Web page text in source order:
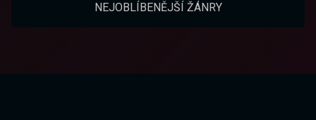
NEJOBLÍBENĚJŠÍ ŽÁNRY